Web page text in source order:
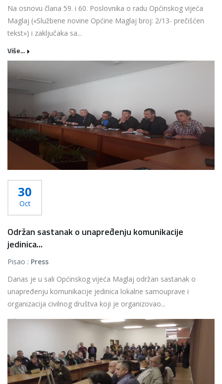
Na osnovu člana 59. i 60. Poslovnika o radu Općinskog vijeća
Maglaj («Službene novine Općine Maglaj broj: 2/13- prečišćen
tekst») i zaključaka sa...
Više...
30
Oct
Održan sastanak o unapređenju komunikacije
jedinica...
Pisao : Press
Danas je u sali Općinskog vijeća Maglaj održan sastanak o
unapređenju komunikacije jedinica lokalne samouprave i
organizacija civilnog društva koji je organizovao...
Više...